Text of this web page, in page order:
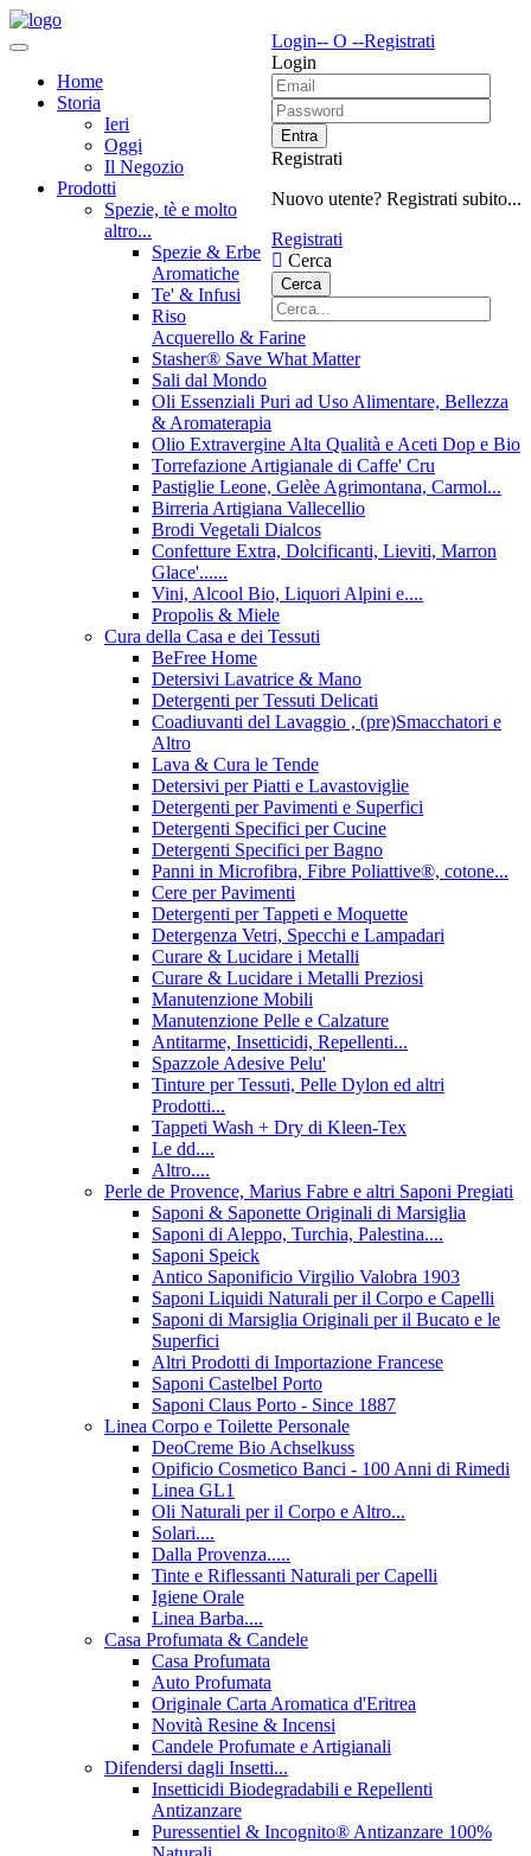
Login-- O --Registrati
Login
Entra
Registrati
Nuovo utente? Registrati subito...
Registrati
Cerca
Cerca
Home
Storia
Ieri
Oggi
Il Negozio
Prodotti
Spezie, tè e molto
altro...
Spezie & Erbe
Aromatiche
Te' & Infusi
Riso
Acquerello & Farine
Stasher®️ Save What Matter
Sali dal Mondo
Oli Essenziali Puri ad Uso Alimentare, Bellezza
& Aromaterapia
Olio Extravergine Alta Qualità e Aceti Dop e Bio
Torrefazione Artigianale di Caffe' Cru
Pastiglie Leone, Gelèe Agrimontana, Carmol...
Birreria Artigiana Vallecellio
Brodi Vegetali Dialcos
Confetture Extra, Dolcificanti, Lieviti, Marron
Glace'......
Vini, Alcool Bio, Liquori Alpini e....
Propolis & Miele
Cura della Casa e dei Tessuti
BeFree Home
Detersivi Lavatrice & Mano
Detergenti per Tessuti Delicati
Coadiuvanti del Lavaggio , (pre)Smacchatori e
Altro
Lava & Cura le Tende
Detersivi per Piatti e Lavastoviglie
Detergenti per Pavimenti e Superfici
Detergenti Specifici per Cucine
Detergenti Specifici per Bagno
Panni in Microfibra, Fibre Poliattive®, cotone...
Cere per Pavimenti
Detergenti per Tappeti e Moquette
Detergenza Vetri, Specchi e Lampadari
Curare & Lucidare i Metalli
Curare & Lucidare i Metalli Preziosi
Manutenzione Mobili
Manutenzione Pelle e Calzature
Antitarme, Insetticidi, Repellenti...
Spazzole Adesive Pelu'
Tinture per Tessuti, Pelle Dylon ed altri
Prodotti...
Tappeti Wash + Dry di Kleen-Tex
Le dd....
Altro....
Perle de Provence, Marius Fabre e altri Saponi Pregiati
Saponi & Saponette Originali di Marsiglia
Saponi di Aleppo, Turchia, Palestina....
Saponi Speick
Antico Saponificio Virgilio Valobra 1903
Saponi Liquidi Naturali per il Corpo e Capelli
Saponi di Marsiglia Originali per il Bucato e le
Superfici
Altri Prodotti di Importazione Francese
Saponi Castelbel Porto
Saponi Claus Porto - Since 1887
Linea Corpo e Toilette Personale
DeoCreme Bio Achselkuss
Opificio Cosmetico Banci - 100 Anni di Rimedi
Linea GL1
Oli Naturali per il Corpo e Altro...
Solari....
Dalla Provenza.....
Tinte e Riflessanti Naturali per Capelli
Igiene Orale
Linea Barba....
Casa Profumata & Candele
Casa Profumata
Auto Profumata
Originale Carta Aromatica d'Eritrea
Novità Resine & Incensi
Candele Profumate e Artigianali
Difendersi dagli Insetti...
Insetticidi Biodegradabili e Repellenti
Antizanzare
Puressentiel & Incognito® Antizanzare 100%